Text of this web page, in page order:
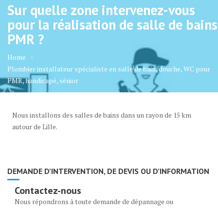
Sur quelle zone intervenez-vous
pour la réalisation de salle de bains
PMR ?
Home
Plombier installateur spécialiste en salle de bain, douche, WC pour
PMR, handicapé, sénior
PMR ?
Nous installons des salles de bains dans un rayon de 15 km
autour de Lille.
DEMANDE D’INTERVENTION, DE DEVIS OU D’INFORMATION
Contactez-nous
Nous répondrons à toute demande de dépannage ou